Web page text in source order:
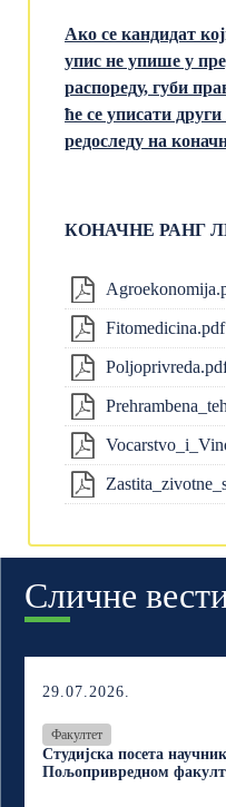
Ако се кандидат
упис не упише у
распореду, губи
ће се уписати
редоследу на
КОНАЧНЕ РАНГ
Fitomedicina.pdf
Сличне
29.07.2026.
Факултет
Студијска посета
Пољопривредном